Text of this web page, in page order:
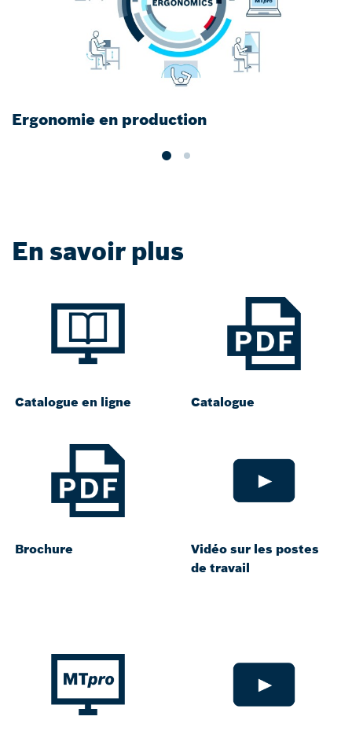
Ergonomie en production
En savoir plus
Catalogue en ligne Catalogue
Brochure
Vidéo sur les postes
de travail